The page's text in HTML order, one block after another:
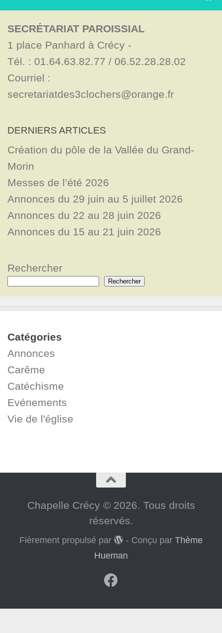
SECRÉTARIAT PAROISSIAL
1 place Panhard à Crécy -
Tél. : 01.64.63.82.77 / 06.52.28.28.02
Courriel :
secretariatdes3clochers@orange.fr
DERNIERS ARTICLES
Création du pôle de la Vallée du Grand-
Morin
Messes de l’été 2026
Annonces du 29 juin au 5 juillet 2026
Annonces du 22 au 28 juin 2026
Annonces du 15 au 21 juin 2026
Rechercher
Rechercher
Catégories
Annonces
Carême
Catéchisme
Evénements
Vie de l'église
Chapelle Crécy © 2026. Tous droits
réservés.
Fièrement propulsé par - Conçu par Thème
Hueman